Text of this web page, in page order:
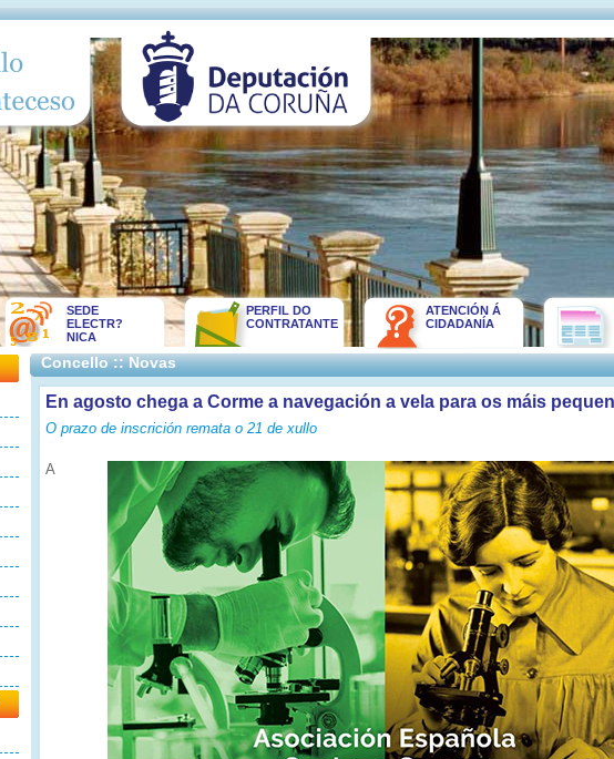
SEDE
ELECTR?
NICA
PERFIL DO
CONTRATANTE
ATENCIÓN Á
CIDADANÍA
Concello :: Novas
En agosto chega a Corme a navegación a vela para os máis
O prazo de inscrición remata o 21 de xullo
A